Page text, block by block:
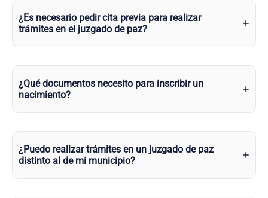
¿Es necesario pedir cita previa para realizar
trámites en el juzgado de paz?
¿Qué documentos necesito para inscribir un
nacimiento?
¿Puedo realizar trámites en un juzgado de paz
distinto al de mi municipio?